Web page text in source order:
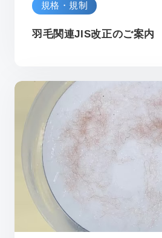
規格・規制
羽毛関連JIS改正のご案内